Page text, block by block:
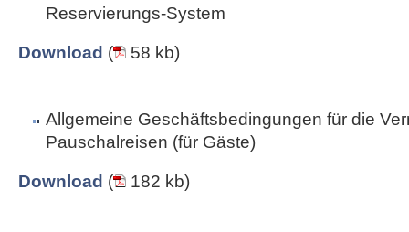
Reservierungs-System
Download ( 58 kb)
Allgemeine Geschäftsbedingungen für die
Pauschalreisen (für Gäste)
Download ( 182 kb)